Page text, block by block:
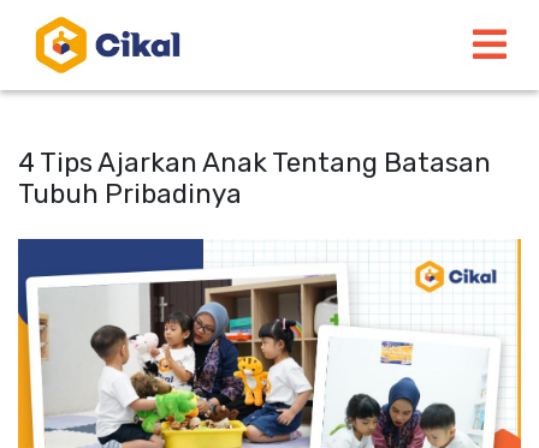
4 Tips Ajarkan Anak Tentang Batasan
Tubuh Pribadinya